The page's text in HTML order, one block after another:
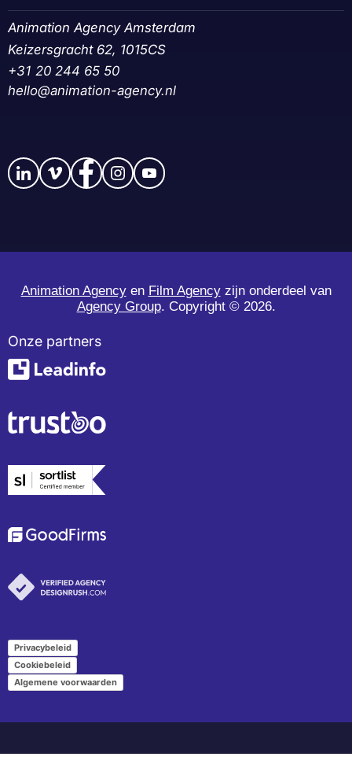
Animation Agency Amsterdam
Keizersgracht 62, 1015CS
+31 20 244 65 50‬
hello@animation-agency.nl
Animation Agencyen Film Agencyzijn onderdeel van
Agency Group. Copyright © 2026.
Onze partners
Privacybeleid
Cookiebeleid
Algemene voorwaarden